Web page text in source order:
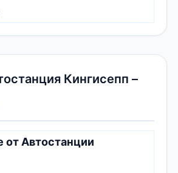
Кингисепп –
от Автостанции